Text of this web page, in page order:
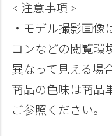
< 注意事項 >
・モデル撮影画像
コンなどの閲覧環
異なって見える場
商品の色味は商品
ご参照ください。